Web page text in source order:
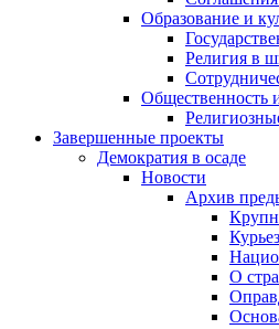
Образование и
Религия в
Завершенные проекты
Демократия в осаде
Новости
Архив
О